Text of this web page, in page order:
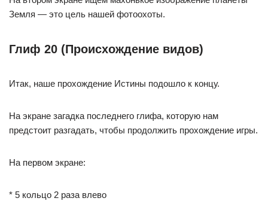
Земля — это цель нашей фотоохоты.
Глиф 20 (Происхождение видов)
Итак, наше прохождение Истины подошло к концу.
На экране загадка последнего глифа, которую нам
предстоит разгадать, чтобы продолжить прохождение игры.
На первом экране:
* 5 кольцо 2 раза влево